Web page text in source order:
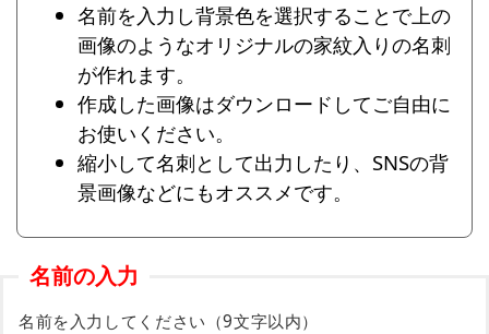
名前を入力し背景色を選択することで上の
画像のようなオリジナルの家紋入りの名刺
が作れます。
作成した画像はダウンロードしてご自由に
お使いください。
縮小して名刺として出力したり、SNSの背
景画像などにもオススメです。
名前の入力
名前を入力してください（9文字以内）